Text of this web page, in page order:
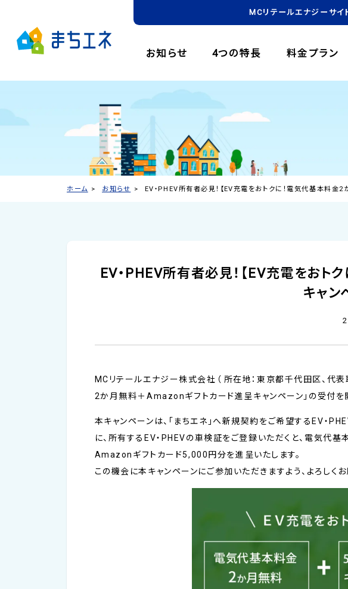
お知らせ 4つの特長 料金プラン
MCリテールエナジーサイ
ホーム お知らせ EV・PHEV所有者必見！【EV充電をおトクに！電気代基本料
EV・PHEV所有者必見！【EV充電をお
キャン
MCリテールエナジー株式会社（ 所在地：東京都千代田区、代
2か月無料＋Amazonギフトカード進呈キャンペーン」の受付を
本キャンペーンは、「まちエネ」へ新規契約をご希望するEV・
に、所有するEV・PHEVの車検証をご登録いただくと、電気代
Amazonギフトカード5,000円分を進呈いたします。
この機会に本キャンペーンにご参加いただきますよう、よろしくお